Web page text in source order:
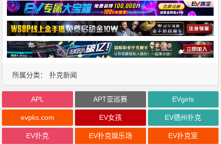
所属分类： 扑克新闻
APL APT亚巡赛 EVgirls
evpks.com EV女孩 EV德州扑克
EV扑克 EV扑克娱乐场 EV扑克室